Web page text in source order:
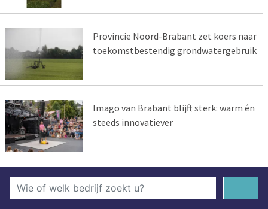
Provincie Noord-Brabant zet koers naar
toekomstbestendig grondwatergebruik
Imago van Brabant blijft sterk: warm én
steeds innovatiever